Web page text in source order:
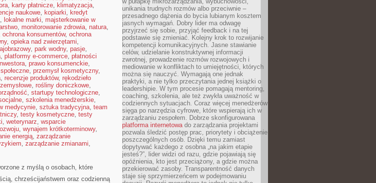
, karty płatnicze, klimatyzacja,
naukowe, kopiarki, kredyt
, lokalne marki, majsterkowanie w
, monitorowanie zdrowia, natura,
ochrona konsumentów, ochrona
, opieka nad zwierzętami,
, park wodny, pasje,
, platformy e-commerce, płatności
, prawo konsumenckie,
, przemysł kosmetyczny,
, recenzje produktów, rękodzieło
, rośliny doniczkowe,
, startupy technologiczne,
, szkolenia menedżerskie,
medycynie, sztuka tradycyjna, team
, testy kosmetyczne, testy
, weterynarz, wsparcie
, wynajem krótkoterminowy,
energią, zarządzanie
, zarządzanie zmianami,
z myślą o osobach, które
chrześcijaństwem oraz codzienną
unikania trudnych rozmów albo przeciwnie –
przesadnego dążenia do bycia lubianym kosztem
jasnych wymagań. Dobry lider ma odwagę
przyjrzeć się sobie, przyjąć feedback i na tej
podstawie się zmieniać. Kolejny krok to rozwijanie
kompetencji komunikacyjnych. Jasne stawianie
celów, udzielanie konstruktywnej informacji
zwrotnej, prowadzenie rozmów rozwojowych i
mediowanie w konfliktach to umiejętności, których
można się nauczyć. Wymagają one jednak
praktyki, a nie tylko przeczytania jednej książki o
leadershipie. W tym procesie pomagają mentoring,
coaching, szkolenia, ale też zwykła uważność w
codziennych sytuacjach. Coraz więcej menedżerów
sięga po narzędzia cyfrowe, które wspierają ich w
zarządzaniu zespołem. Dobrze skonfigurowana
platforma internetowado zarządzania projektami
pozwala śledzić postęp prac, priorytety i obciążenie
poszczególnych osób. Dzięki temu zamiast
dopytywać każdego z osobna „na jakim etapie
jesteś?”, lider widzi od razu, gdzie pojawiają się
opóźnienia, kto jest przeciążony, a gdzie można
przekierować zasoby. Transparentność danych
staje się sprzymierzeńcem w podejmowaniu